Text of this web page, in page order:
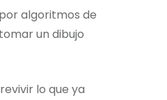
algoritmos de
un dibujo
lo que ya